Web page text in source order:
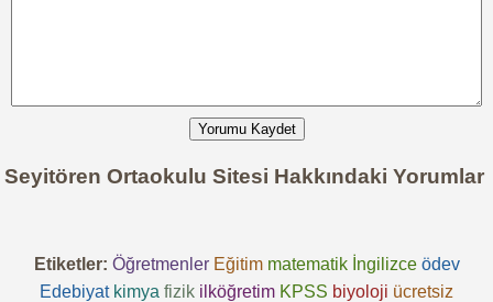
Yorumu Kaydet
Seyitören Ortaokulu Sitesi Hakkındaki Yorumlar
Etiketler: Öğretmenler Eğitim matematik İngilizce ödev
Edebiyat kimya fizik ilköğretim KPSS biyoloji ücretsiz